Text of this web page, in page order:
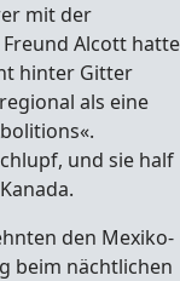
mit der
Alcott hatte
hinter Gitter
als eine
und sie half
den Mexiko-
beim nächtlichen